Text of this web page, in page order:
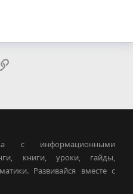
почта
Ссылка
с информационными
книги, уроки, гайды,
Развивайся вместе с